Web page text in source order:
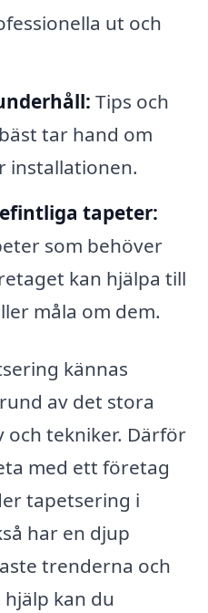
ut och
Tips och
tar hand om
installationen.
tapeter:
som behöver
kan hjälpa till
måla om dem.
kännas
av det stora
tekniker. Därför
med ett företag
tapetsering i
har en djup
trenderna och
kan du